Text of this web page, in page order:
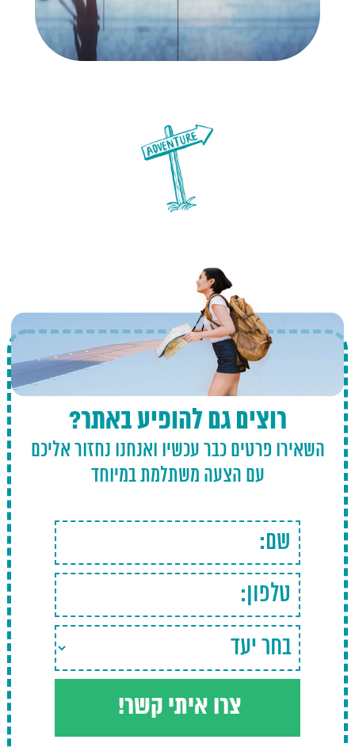
רוצים גם להופיע באתר?
השאירו פרטים כבר עכשיו ואנחנו נחזור אליכם
עם הצעה משתלמת במיוחד